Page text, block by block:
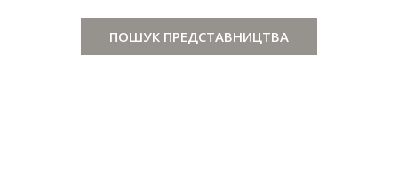
ПОШУК ПРЕДСТАВНИЦТВА